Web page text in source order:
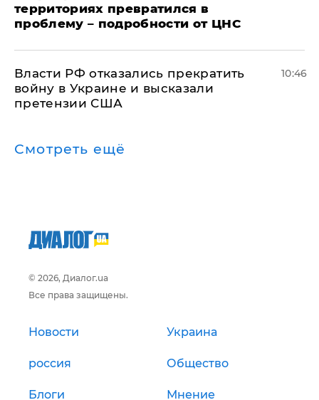
территориях превратился в
проблему – подробности от ЦНС
Власти РФ отказались прекратить
войну в Украине и высказали
претензии США
10:46
Смотреть ещё
© 2026, Диалог.ua
Все права защищены.
Новости Украина
россия Общество
Блоги Мнение